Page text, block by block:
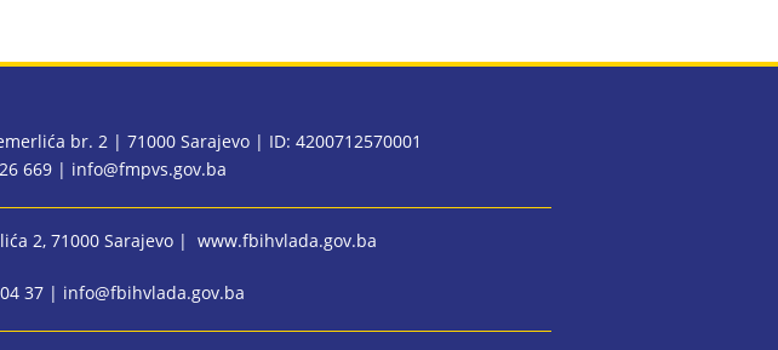
br. 2 | 71000 Sarajevo | ID: 4200712570001
669 | info@fmpvs.gov.ba
2, 71000 Sarajevo | www.fbihvlada.gov.ba
37 | info@fbihvlada.gov.ba